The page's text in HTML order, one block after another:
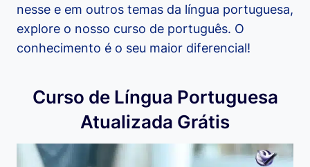
nesse e em outros temas da língua portuguesa,
explore o nosso curso de português. O
conhecimento é o seu maior diferencial!
Curso de Língua Portuguesa
Atualizada Grátis